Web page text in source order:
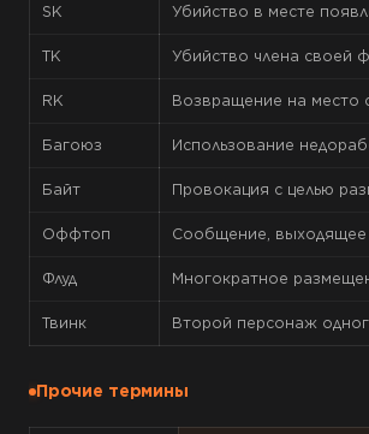
SK Убийство в месте
TK Убийство члена своей
RK Возвращение на место
Багоюз Использование
Байт Провокация с целью
Оффтоп Сообщение, выходящее
Флуд Многократное
Твинк Второй персонаж
Прочие термины